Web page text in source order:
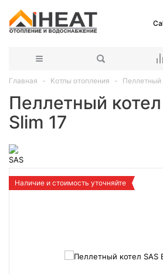
Главная Котлы отопления Пеллетный
Пеллетный
Slim 17
Наличие и стоимость уточняйте